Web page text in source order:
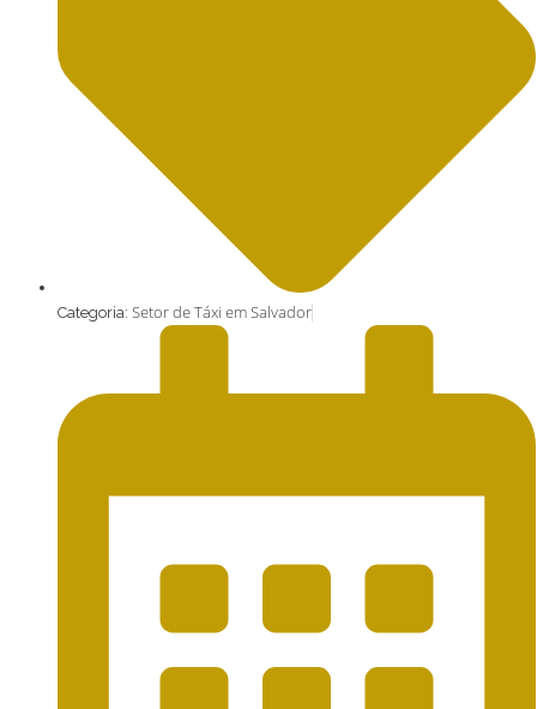
Categoria: Setor de Táxi em Salvador